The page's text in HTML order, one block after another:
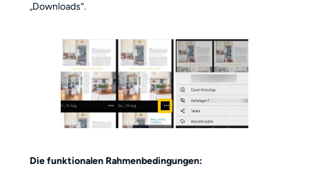
„Downloads“.
Die funktionalen Rahmenbedingungen: